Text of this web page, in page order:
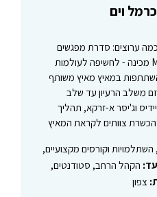
ערוצים: סדרת מפגשים
מעוררי השראה - MEET-UPS מכינה - לחשיפה לעולמות
במאיץ מאיץ משותף
משלב הרעיון עד שלב
וג'יסר א-זרקא, תהליך
השתלמויות וקורסים מקצועיים,
הקהל הרחב, סטודנטים,
צפון